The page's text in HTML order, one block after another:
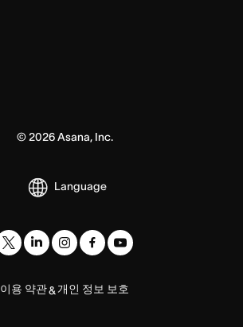
© 2026Asana, Inc.
Language
이용 약관& 개인 정보 보호